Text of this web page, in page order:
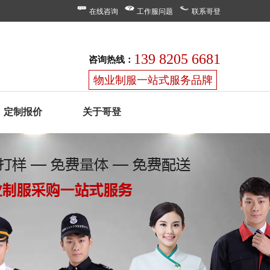
在线咨询 工作服问题 联系哥登
咨询热线： 139 8205 6681
物业制服一站式服务品牌
定制报价 关于哥登